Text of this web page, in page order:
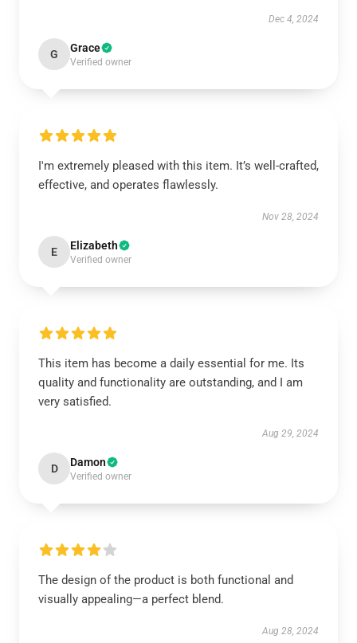
Dec 4, 2024
G Grace
Verified owner
I'm extremely pleased with this item. It’s well-crafted,
effective, and operates flawlessly.
Nov 28, 2024
E Elizabeth
Verified owner
This item has become a daily essential for me. Its
quality and functionality are outstanding, and I am
very satisfied.
Aug 29, 2024
D Damon
Verified owner
The design of the product is both functional and
visually appealing—a perfect blend.
Aug 28, 2024